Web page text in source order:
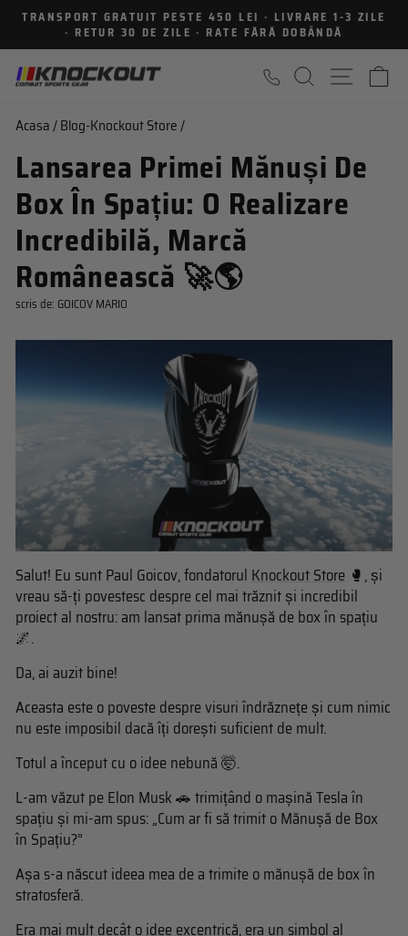
Sari
continut
Intrerupe
TRANSPORT GRATUIT PESTE 450 LEI · LIVRARE 1-3 ZILE
· RETUR 30 DE ZILE · RATE FĂRĂ DOBÂNDĂ
CAUTARE
Acasa/Blog-Knockout Store/
Lansarea Primei Mănuși De
Box În Spațiu: O Realizare
Incredibilă, Marcă
Românească 🚀🌎
scris de: GOICOV MARIO
Salut! Eu sunt Paul Goicov, fondatorul Knockout Store 🥊, și
vreau să-ți povestesc despre cel mai trăznit și incredibil
proiect al nostru: am lansat prima mănușă de box în spațiu
🌌.
Da, ai auzit bine!
Aceasta este o poveste despre visuri îndrăznețe și cum nimic
nu este imposibil dacă îți dorești suficient de mult.
Totul a început cu o idee nebună 🤯.
L-am văzut pe Elon Musk 🚗 trimițând o mașină Tesla în
spațiu și mi-am spus: „Cum ar fi să trimit o Mănușă de Box
în Spațiu?”
Așa s-a născut ideea mea de a trimite o mănușă de box în
stratosferă.
Era mai mult decât o idee excentrică, era un simbol al